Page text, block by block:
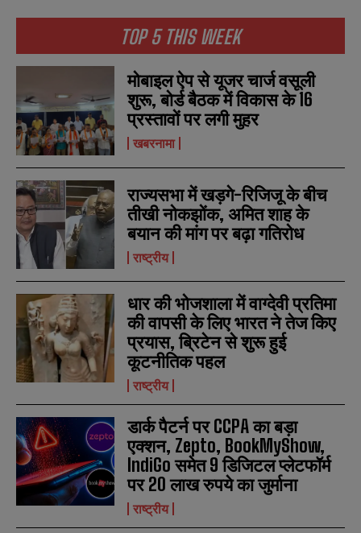
N
a
m
e
*
E
m
i
*
N
u
m
b
r
s
SUBMIT
N
a
m
e
*
E
m
i
*
N
u
m
b
r
s
SUBMIT
TOP 5 THIS WEEK
मोबाइल ऐप से यूजर चार्ज वसूली
शुरू, बोर्ड बैठक में विकास के 16
प्रस्तावों पर लगी मुहर
खबरनामा
राज्यसभा में खड़गे-रिजिजू के बीच
तीखी नोकझोंक, अमित शाह के
बयान की मांग पर बढ़ा गतिरोध
राष्ट्रीय
धार की भोजशाला में वाग्देवी प्रतिमा
की वापसी के लिए भारत ने तेज किए
प्रयास, ब्रिटेन से शुरू हुई
कूटनीतिक पहल
राष्ट्रीय
डार्क पैटर्न पर CCPA का बड़ा
एक्शन, Zepto, BookMyShow,
IndiGo समेत 9 डिजिटल प्लेटफॉर्म
पर 20 लाख रुपये का जुर्माना
राष्ट्रीय